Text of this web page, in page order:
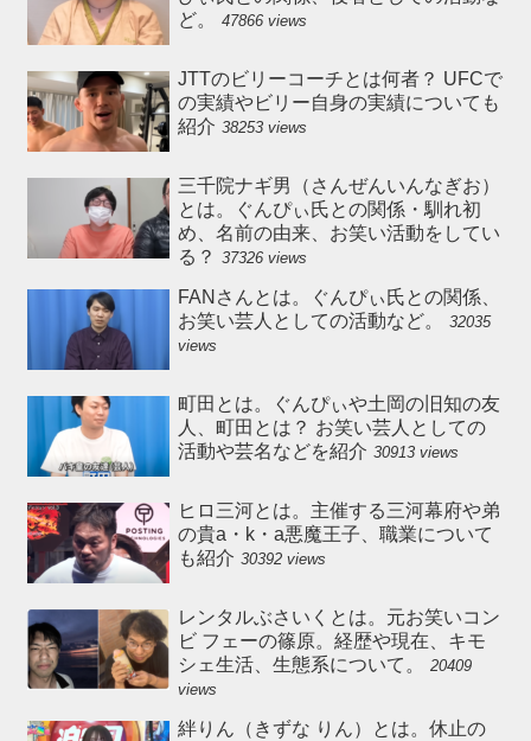
ど。
47866 views
JTTのビリーコーチとは何者？ UFCで
の実績やビリー自身の実績についても
紹介 38253 views
三千院ナギ男（さんぜんいんなぎお）
とは。ぐんぴぃ氏との関係・馴れ初
め、名前の由来、お笑い活動をしてい
る？ 37326 views
FANさんとは。ぐんぴぃ氏との関係、
お笑い芸人としての活動など。
32035
views
町田とは。ぐんぴぃや土岡の旧知の友
人、町田とは？ お笑い芸人としての
活動や芸名などを紹介 30913 views
ヒロ三河とは。主催する三河幕府や弟
の貴a・k・a悪魔王子、職業について
も紹介 30392 views
レンタルぶさいくとは。元お笑いコン
ビ フェーの篠原。経歴や現在、キモ
シェ生活、生態系について。
20409
views
絆りん（きずな りん）とは。休止の